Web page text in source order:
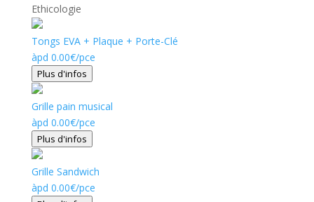
Ethicologie
Tongs EVA + Plaque + Porte-Clé
àpd 0.00€/pce
Plus d'infos
Grille pain musical
àpd 0.00€/pce
Plus d'infos
Grille Sandwich
àpd 0.00€/pce